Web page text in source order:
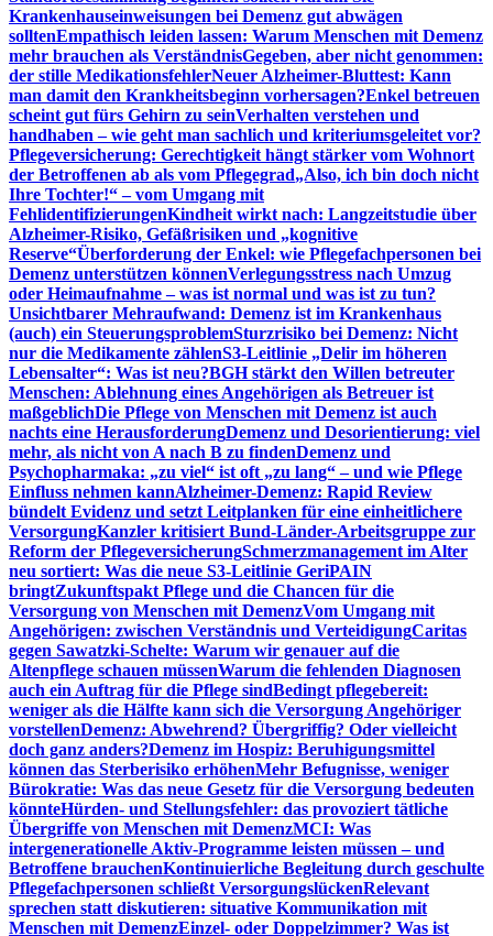
Krankenhauseinweisungen bei Demenz gut abwägen
solltenEmpathisch leiden lassen: Warum Menschen mit Demenz
mehr brauchen als VerständnisGegeben, aber nicht genommen:
der stille MedikationsfehlerNeuer Alzheimer-Bluttest: Kann
man damit den Krankheitsbeginn vorhersagen?Enkel betreuen
scheint gut fürs Gehirn zu seinVerhalten verstehen und
handhaben – wie geht man sachlich und kriteriumsgeleitet vor?
Pflegeversicherung: Gerechtigkeit hängt stärker vom Wohnort
der Betroffenen ab als vom Pflegegrad„Also, ich bin doch nicht
Ihre Tochter!“ – vom Umgang mit
FehlidentifizierungenKindheit wirkt nach: Langzeitstudie über
Alzheimer-Risiko, Gefäßrisiken und „kognitive
Reserve“Überforderung der Enkel: wie Pflegefachpersonen bei
Demenz unterstützen könnenVerlegungsstress nach Umzug
oder Heimaufnahme – was ist normal und was ist zu tun?
Unsichtbarer Mehraufwand: Demenz ist im Krankenhaus
(auch) ein SteuerungsproblemSturzrisiko bei Demenz: Nicht
nur die Medikamente zählenS3-Leitlinie „Delir im höheren
Lebensalter“: Was ist neu?BGH stärkt den Willen betreuter
Menschen: Ablehnung eines Angehörigen als Betreuer ist
maßgeblichDie Pflege von Menschen mit Demenz ist auch
nachts eine HerausforderungDemenz und Desorientierung: viel
mehr, als nicht von A nach B zu findenDemenz und
Psychopharmaka: „zu viel“ ist oft „zu lang“ – und wie Pflege
Einfluss nehmen kannAlzheimer-Demenz: Rapid Review
bündelt Evidenz und setzt Leitplanken für eine einheitlichere
VersorgungKanzler kritisiert Bund-Länder-Arbeitsgruppe zur
Reform der PflegeversicherungSchmerzmanagement im Alter
neu sortiert: Was die neue S3-Leitlinie GeriPAIN
bringtZukunftspakt Pflege und die Chancen für die
Versorgung von Menschen mit DemenzVom Umgang mit
Angehörigen: zwischen Verständnis und VerteidigungCaritas
gegen Sawatzki-Schelte: Warum wir genauer auf die
Altenpflege schauen müssenWarum die fehlenden Diagnosen
auch ein Auftrag für die Pflege sindBedingt pflegebereit:
weniger als die Hälfte kann sich die Versorgung Angehöriger
vorstellenDemenz: Abwehrend? Übergriffig? Oder vielleicht
doch ganz anders?Demenz im Hospiz: Beruhigungsmittel
können das Sterberisiko erhöhenMehr Befugnisse, weniger
Bürokratie: Was das neue Gesetz für die Versorgung bedeuten
könnteHürden- und Stellungsfehler: das provoziert tätliche
Übergriffe von Menschen mit DemenzMCI: Was
intergenerationelle Aktiv-Programme leisten müssen – und
Betroffene brauchenKontinuierliche Begleitung durch geschulte
Pflegefachpersonen schließt VersorgungslückenRelevant
sprechen statt diskutieren: situative Kommunikation mit
Menschen mit DemenzEinzel- oder Doppelzimmer? Was ist